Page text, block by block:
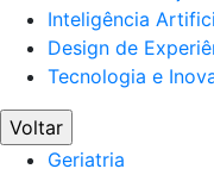
Inteligência
Design de
Tecnologia e
Voltar
Geriatria